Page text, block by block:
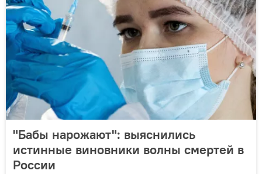
"Бабы нарожают": выяснились
истинные виновники волны смертей в
России